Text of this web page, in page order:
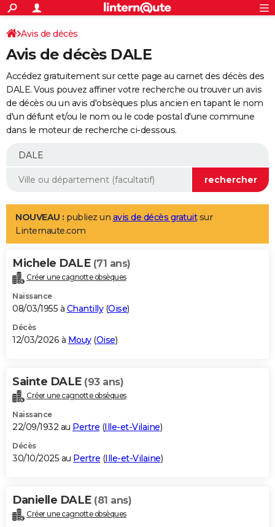
ACTUALITÉS
Politique
Société
Faits Divers
Education
Monde
Villes
+
SPORT
Coupe du monde 2026
Football
Tennis
Cyclisme
Rugby
Forum
Programme TV
TNT
Streaming
Cinéma
Sorties cinéma
Musique
+
FINANCE
Retraite
Impôts
Epargne
Immobilier
Risques naturels par ville
Banque
Assurance
Crédit
AUTO
Essais
Réserver un essai
Citadines
Berlines
SUV
Forum auto
+
Mobiles
Meilleur smartphone
Internet
Ordinateurs
Jeux vidéo
Guide high-tech
Aménagement intérieur
LIFESTYLE
Art de vivre
Bien-être
Loisirs
Mode
Modes de vie
Alimentation
Guide de la santé
Maladies
Médicaments
Sommeil
VOYAGE
Destinations
City break
Voyage nature
Voyage de noces
Forum
Climat
+PHOTO
GUIDES D'ACHAT
BONS PLANS
Carte de Noël
Carte Bonne année
Carte Saint-Valentin
Carte Pâques
Carte d'anniversaire
DICTIONNAIRE
Dictionnaire
Biographies
Citations
Expressions
Proverbes
PROGRAMME TV
S'inscrire
Se connecter
Lycées
Collèges
Primaires
Universités
Entreprises
Service militaire
Avis de recherche
AVIS DE DÉCÈS
Bricolage
Lifestyle
Culture
Sport
Auto
Television
Voyage
Cinema
Avis de décès
Avis de décès DALE
Accédez gratuitement sur cette page au carnet des décès des
DALE. Vous pouvez affiner votre recherche ou trouver un avis
de décès ou un avis d'obsèques plus ancien en tapant le nom
d'un défunt et/ou le nom ou le code postal d'une commune
dans le moteur de recherche ci-dessous.
NOUVEAU : publiez un avis de décès gratuitsur
Linternaute.com
Michele DALE (71 ans)
Créer une cagnotte obsèques
Naissance
08/03/1955 à Chantilly(Oise)
Décès
12/03/2026 à Mouy(Oise)
Sainte DALE (93 ans)
Créer une cagnotte obsèques
Naissance
22/09/1932 au Pertre (Ille-et-Vilaine)
Décès
30/10/2025 au Pertre (Ille-et-Vilaine)
Danielle DALE (81 ans)
Créer une cagnotte obsèques